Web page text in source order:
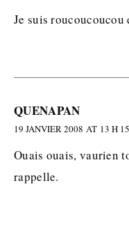
Je suis roucoucoucou
QUENAPAN
19 JANVIER 2008 AT 13 H
Ouais ouais, vaurien
rappelle.